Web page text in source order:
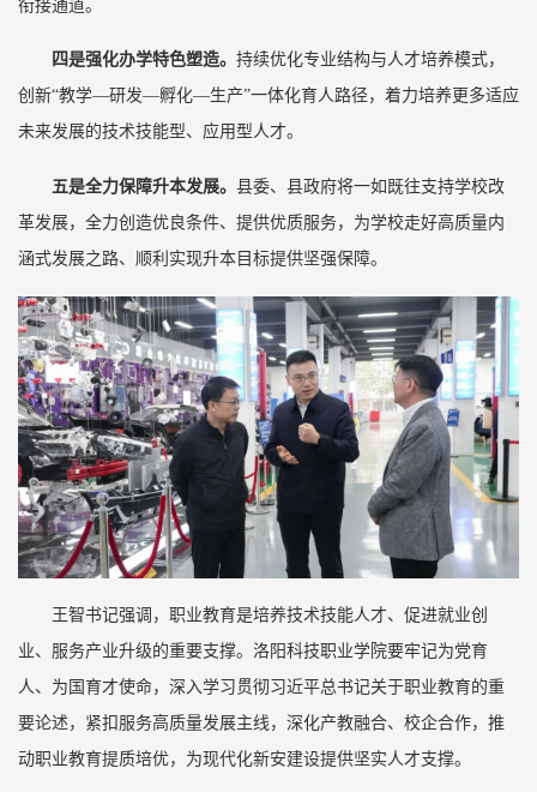
衔接通道。
四是强化办学特色塑造。 持续优化专业结构与人才培养模式，
创新“教学—研发—孵化—生产”一体化育人路径，着力培养更多适应
未来发展的技术技能型、应用型人才。
五是全力保障升本发展。 县委、县政府将一如既往支持学校改
革发展，全力创造优良条件、提供优质服务，为学校走好高质量内
涵式发展之路、顺利实现升本目标提供坚强保障。
王智书记强调，职业教育是培养技术技能人才、促进就业创
业、服务产业升级的重要支撑。洛阳科技职业学院要牢记为党育
人、为国育才使命，深入学习贯彻习近平总书记关于职业教育的重
要论述，紧扣服务高质量发展主线，深化产教融合、校企合作，推
动职业教育提质培优，为现代化新安建设提供坚实人才支撑。